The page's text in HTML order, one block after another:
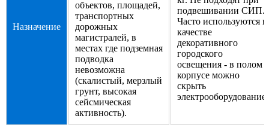
Назначение
объектов, площадей,
транспортных
дорожных
магистралей, в
местах где подземная
подводка
невозможна
(скалистый, мерзлый
грунт, высокая
сейсмическая
активность).
подвешивании СИП.
Часто используются в
качестве
декоративного
городского
освещения - в полом
корпусе можно
скрыть
электрооборудование.